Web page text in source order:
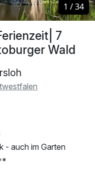
7
Wald
1 /34
1 /34
- auch im Garten